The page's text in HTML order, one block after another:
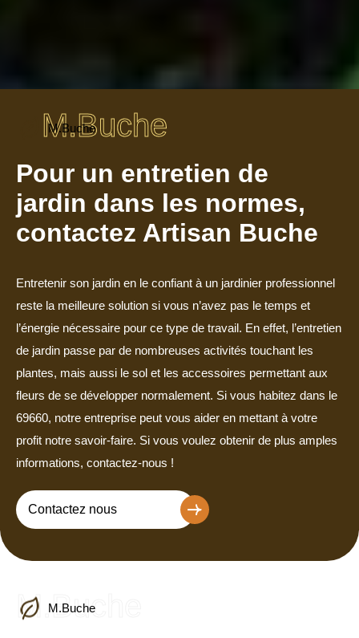
M.Buche
M.Buche
Pour un entretien de
jardin dans les normes,
contactez Artisan Buche
Entretenir son jardin en le confiant à un jardinier professionnel
reste la meilleure solution si vous n’avez pas le temps et
l’énergie nécessaire pour ce type de travail. En effet, l’entretien
de jardin passe par de nombreuses activités touchant les
plantes, mais aussi le sol et les accessoires permettant aux
fleurs de se développer normalement. Si vous habitez dans le
69660, notre entreprise peut vous aider en mettant à votre
profit notre savoir-faire. Si vous voulez obtenir de plus amples
informations, contactez-nous !
Contactez nous
M.Buche
M.Buche